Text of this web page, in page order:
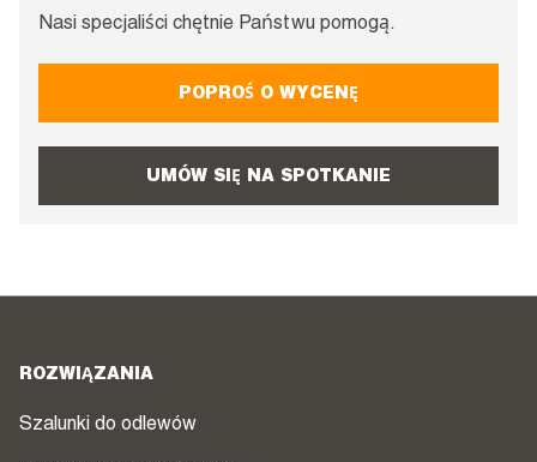
Nasi specjaliści chętnie Państwu pomogą.
POPROŚ O WYCENĘ
UMÓW SIĘ NA SPOTKANIE
ROZWIĄZANIA
Szalunki do odlewów